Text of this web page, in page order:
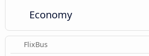
Economy
FlixBus